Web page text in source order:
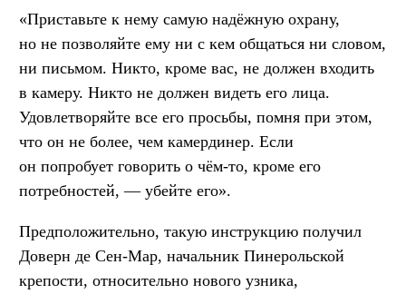
«Приставьте к нему самую надёжную охрану,
но не позволяйте ему ни с кем общаться ни словом,
ни письмом. Никто, кроме вас, не должен входить
в камеру. Никто не должен видеть его лица.
Удовлетворяйте все его просьбы, помня при этом,
что он не более, чем камердинер. Если
он попробует говорить о чём-то, кроме его
потребностей, — убейте его».
Предположительно, такую инструкцию получил
Доверн де Сен-Мар, начальник Пинерольской
крепости, относительно нового узника,